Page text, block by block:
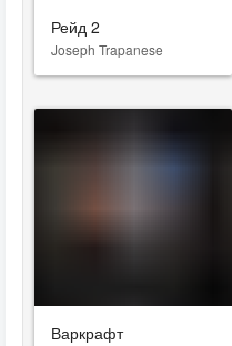
Рейд 2
Joseph Trapanese
Варкрафт